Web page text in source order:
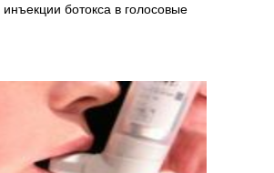
ботокса в голосовые